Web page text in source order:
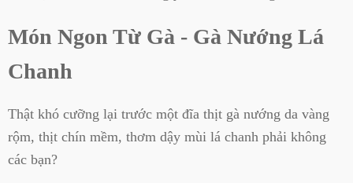
Món Ngon Từ Gà - Gà Nướng Lá
Chanh
Thật khó cưỡng lại trước một đĩa thịt gà nướng da vàng
rộm, thịt chín mềm, thơm dậy mùi lá chanh phải không
các bạn?